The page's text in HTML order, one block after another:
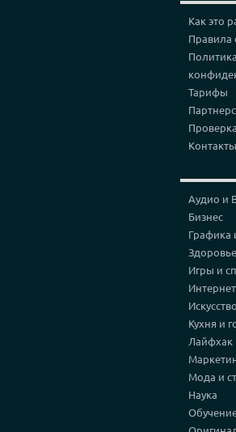
Как это
Правила
Политика
Тарифы
Контакты
Аудио и
Бизнес
Графика
Здоровье
Игры и
Интернет
Кухня и
Лайфхак
Мода и
Наука